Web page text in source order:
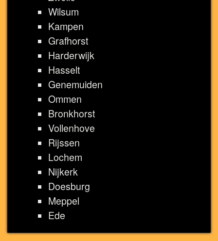
Wilsum
Kampen
Grafhorst
Harderwijk
Hasselt
Genemuiden
Ommen
Bronkhorst
Vollenhove
Rijssen
Lochem
Nijkerk
Doesburg
Meppel
Ede